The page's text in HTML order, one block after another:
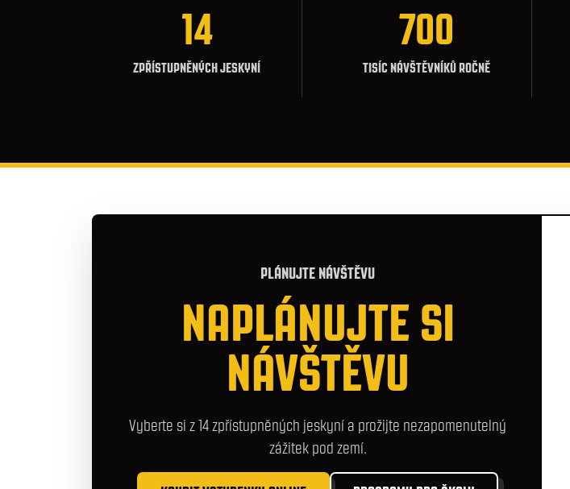
14
ZPŘÍSTUPNĚNÝCH JESKYNÍ
700
TISÍC NÁVŠTĚVNÍKŮ ROČNĚ
PLÁNUJTE NÁVŠTĚVU
NAPLÁNUJTE SI
NÁVŠTĚVU
Vyberte si z 14 zpřístupněných jeskyní a prožijte nezapomenutelný
zážitek pod zemí.